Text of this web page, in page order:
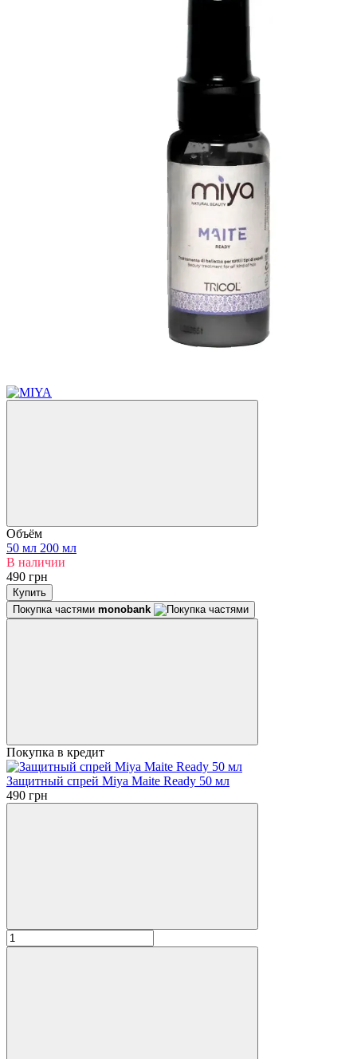
Объём
50 мл 200 мл
В наличии
490 грн
Купить
Покупка частями monobank
Покупка в кредит
Защитный спрей Miya Maite Ready 50 мл
490 грн